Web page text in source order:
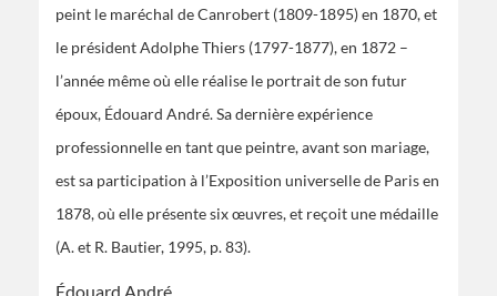
peint le maréchal de Canrobert (1809-1895) en 1870, et
le président Adolphe Thiers (1797-1877), en 1872 –
l’année même où elle réalise le portrait de son futur
époux, Édouard André. Sa dernière expérience
professionnelle en tant que peintre, avant son mariage,
est sa participation à l’Exposition universelle de Paris en
1878, où elle présente six œuvres, et reçoit une médaille
(A. et R. Bautier, 1995, p. 83).
Édouard André